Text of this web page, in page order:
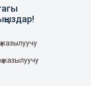
жазылуучу
жазылуучу